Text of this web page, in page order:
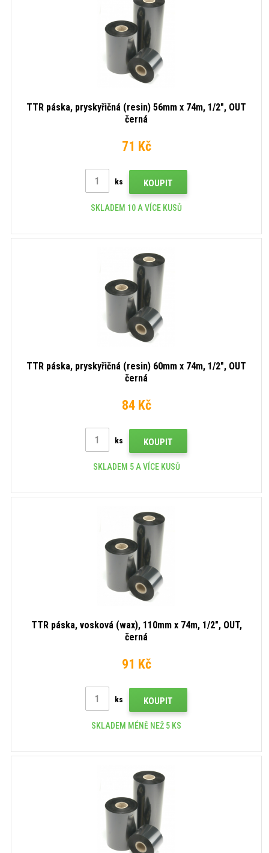
TTR páska, pryskyřičná (resin) 56mm x 74m, 1/2", OUT
černá
71 Kč
ks KOUPIT
SKLADEM 10 A VÍCE KUSŮ
TTR páska, pryskyřičná (resin) 60mm x 74m, 1/2", OUT
černá
84 Kč
ks KOUPIT
SKLADEM 5 A VÍCE KUSŮ
TTR páska, vosková (wax), 110mm x 74m, 1/2", OUT,
černá
91 Kč
ks KOUPIT
SKLADEM MÉNĚ NEŽ 5 KS